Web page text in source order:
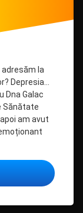
adresăm la
Depresia…
Galac
Sănătate
am avut
importanța